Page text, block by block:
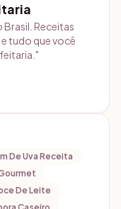
Receitas
tudo que você
"
De Uva Receita
De Leite